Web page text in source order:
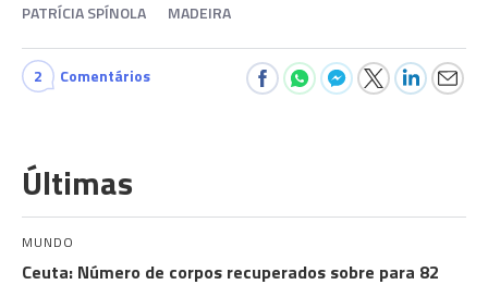
PATRÍCIA SPÍNOLA
MADEIRA
2 Comentários
Últimas
MUNDO
Ceuta: Número de corpos recuperados sobre para 82